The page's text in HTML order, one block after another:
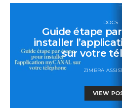
DOCS
Guide étape
installer
sur votre
ZIMBRA
VIEW